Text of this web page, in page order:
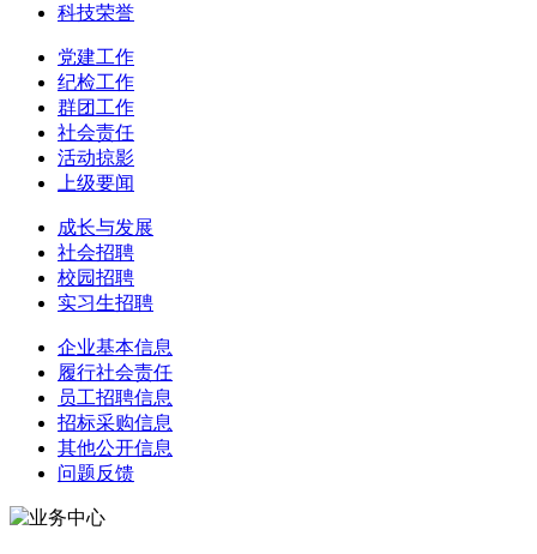
科技荣誉
党建工作
纪检工作
群团工作
社会责任
活动掠影
上级要闻
成长与发展
社会招聘
校园招聘
实习生招聘
企业基本信息
履行社会责任
员工招聘信息
招标采购信息
其他公开信息
问题反馈